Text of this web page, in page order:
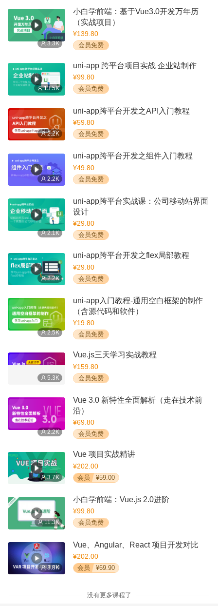
3.3K
小白学前端：基于Vue3.0开发万年历
（实战项目）
¥139.80
会员免费
13.5K
uni-app 跨平台项目实战 企业站制作
¥99.80
会员免费
2.2K
uni-app跨平台开发之API入门教程
¥59.80
会员免费
2.2K
uni-app跨平台开发之组件入门教程
¥49.80
会员免费
2.1K
uni-app跨平台实战课：公司移动站界面
设计
¥29.80
会员免费
2.2K
uni-app跨平台开发之flex局部教程
¥29.80
会员免费
2.5K
uni-app入门教程-通用空白框架的制作
（含源代码和软件）
¥19.80
会员免费
5.3K
Vue.js三天学习实战教程
¥159.80
会员免费
2.2K
Vue 3.0 新特性全面解析（走在技术前
沿）
¥69.80
会员免费
3.7K
Vue 项目实战精讲
¥202.00
会员 ¥59.00
11.3K
小白学前端：Vue.js 2.0进阶
¥99.80
会员免费
3.8K
Vue、Angular、React 项目开发对比
¥202.00
会员 ¥69.90
没有更多课程了